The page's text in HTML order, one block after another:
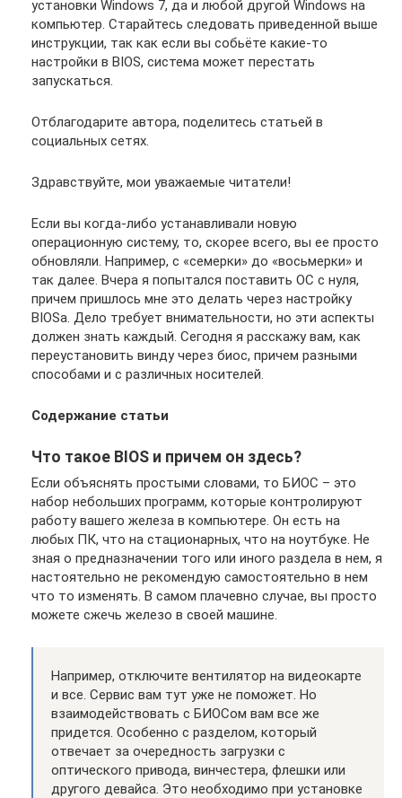
установки Windows 7, да и любой другой Windows на
компьютер. Старайтесь следовать приведенной выше
инструкции, так как если вы собьёте какие-то
настройки в BIOS, система может перестать
запускаться.
Отблагодарите автора, поделитесь статьей в
социальных сетях.
Здравствуйте, мои уважаемые читатели!
Если вы когда-либо устанавливали новую
операционную систему, то, скорее всего, вы ее просто
обновляли. Например, с «семерки» до «восьмерки» и
так далее. Вчера я попытался поставить ОС с нуля,
причем пришлось мне это делать через настройку
BIOSа. Дело требует внимательности, но эти аспекты
должен знать каждый. Сегодня я расскажу вам, как
переустановить винду через биос, причем разными
способами и с различных носителей.
Содержание статьи
Что такое BIOS и причем он здесь?
Если объяснять простыми словами, то БИОС – это
набор небольших программ, которые контролируют
работу вашего железа в компьютере. Он есть на
любых ПК, что на стационарных, что на ноутбуке. Не
зная о предназначении того или иного раздела в нем, я
настоятельно не рекомендую самостоятельно в нем
что то изменять. В самом плачевно случае, вы просто
можете сжечь железо в своей машине.
Например, отключите вентилятор на видеокарте
и все. Сервис вам тут уже не поможет. Но
взаимодействовать с БИОСом вам все же
придется. Особенно с разделом, который
отвечает за очередность загрузки с
оптического привода, винчестера, флешки или
другого девайса. Это необходимо при установке